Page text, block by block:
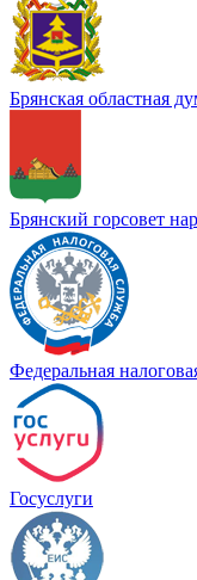
Брянская областная
Брянский горсовет
Федеральная
Госуслуги